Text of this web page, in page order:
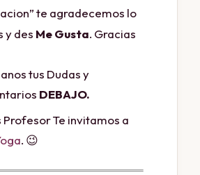
te agradecemos lo
y des Me Gusta. Gracias
tus Dudas y
DEBAJO.
Profesor Te invitamos a
. 😉